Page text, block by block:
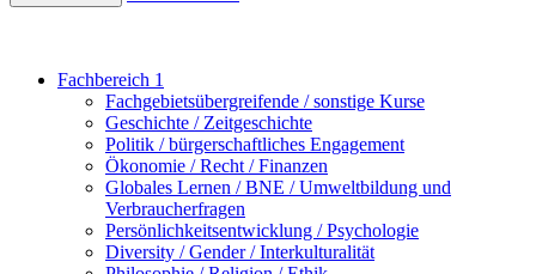
Fachbereich 1
Fachgebietsübergreifende / sonstige Kurse
Geschichte / Zeitgeschichte
Politik / bürgerschaftliches Engagement
Ökonomie / Recht / Finanzen
Globales Lernen / BNE / Umweltbildung und
Verbraucherfragen
Persönlichkeitsentwicklung / Psychologie
Diversity / Gender / Interkulturalität